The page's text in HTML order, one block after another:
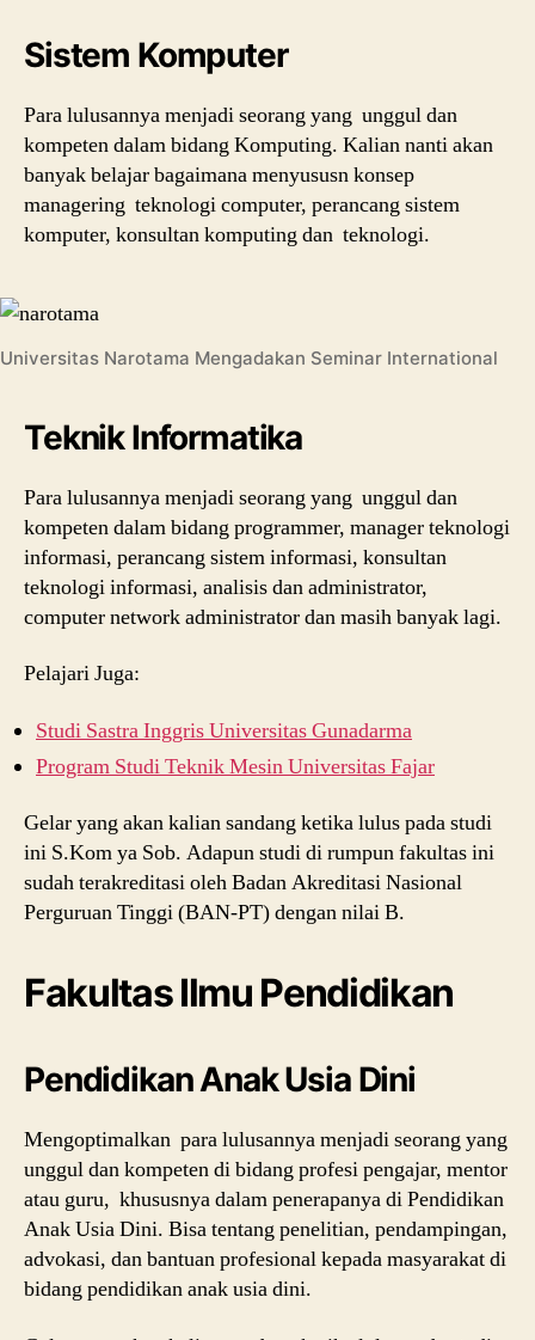
Sistem Komputer
Para lulusannya menjadi seorang yang unggul dan
kompeten dalam bidang Komputing. Kalian nanti akan
banyak belajar bagaimana menyususn konsep
managering teknologi computer, perancang sistem
komputer, konsultan komputing dan teknologi.
Universitas Narotama Mengadakan Seminar International
Teknik Informatika
Para lulusannya menjadi seorang yang unggul dan
kompeten dalam bidang programmer, manager teknologi
informasi, perancang sistem informasi, konsultan
teknologi informasi, analisis dan administrator,
computer network administrator dan masih banyak lagi.
Pelajari Juga:
Studi Sastra Inggris Universitas Gunadarma
Program Studi Teknik Mesin Universitas Fajar
Gelar yang akan kalian sandang ketika lulus pada studi
ini S.Kom ya Sob. Adapun studi di rumpun fakultas ini
sudah terakreditasi oleh Badan Akreditasi Nasional
Perguruan Tinggi (BAN-PT) dengan nilai B.
Fakultas Ilmu Pendidikan
Pendidikan Anak Usia Dini
Mengoptimalkan para lulusannya menjadi seorang yang
unggul dan kompeten di bidang profesi pengajar, mentor
atau guru, khususnya dalam penerapanya di Pendidikan
Anak Usia Dini. Bisa tentang penelitian, pendampingan,
advokasi, dan bantuan profesional kepada masyarakat di
bidang pendidikan anak usia dini.